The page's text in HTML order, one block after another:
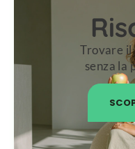
Trovare il
senza la